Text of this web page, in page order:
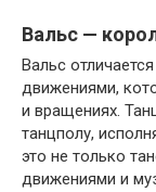
Вальс —
Вальс
движениями,
и вращениях.
танцполу,
это не только
движениями и